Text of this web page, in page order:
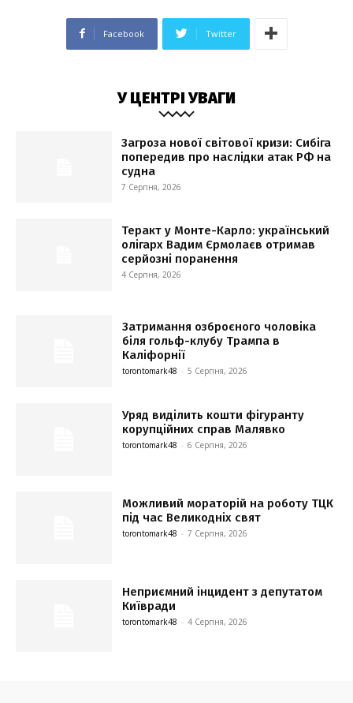
Facebook Twitter
У ЦЕНТРІ УВАГИ
Загроза нової світової кризи: Сибіга
попередив про наслідки атак РФ на
судна
7 Серпня, 2026
Теракт у Монте-Карло: український
олігарх Вадим Єрмолаєв отримав
серйозні поранення
4 Серпня, 2026
Затримання озброєного чоловіка
біля гольф-клубу Трампа в
Каліфорнії
torontomark48 - 5 Серпня, 2026
Уряд виділить кошти фігуранту
корупційних справ Малявко
torontomark48 - 6 Серпня, 2026
Можливий мораторій на роботу ТЦК
під час Великодніх свят
torontomark48 - 7 Серпня, 2026
Неприємний інцидент з депутатом
Київради
torontomark48 - 4 Серпня, 2026